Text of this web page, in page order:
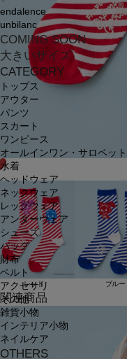
endalence
unbilanc
COMING SOON
大きいサイズ
CATEGORY
トップス
アウター
パンツ
スカート
ワンピース
オールインワン・サロペット
水着
ヘッドウェア
ネックウェア
レッグウェア
アンダーウェア
シューズ
バッグ
財布
ベルト
アクセサリ
その他
雑貨小物
インテリア小物
ネイルケア
OTHERS
レッド ブルー
関連商品